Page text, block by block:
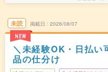
未読
NEW
掲載日 2026/08/07
＼未経験OK・日払い
品の仕分け